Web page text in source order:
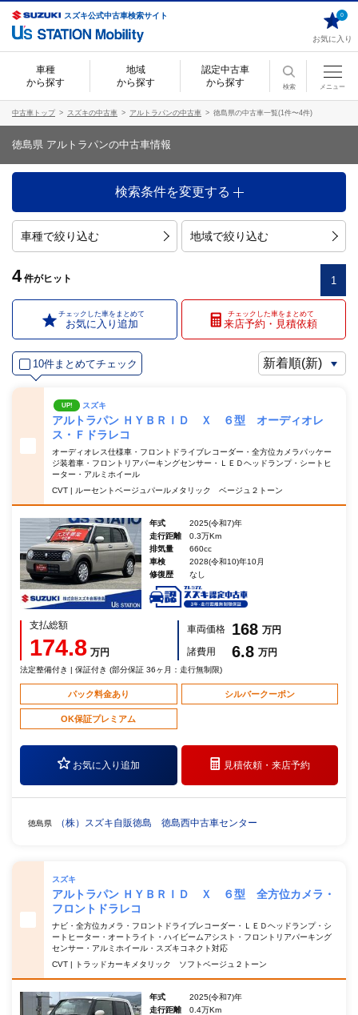
スズキ公式中古車検索サイト
お気に入り
0
車種
から探す
地域
から探す
認定中古車
から探す
検索 メニュー
中古車トップ スズキの中古車 アルトラパンの中古車 徳島県の中古車一覧(1件〜4件)
徳島県 アルトラパンの中古車情報
検索条件を変更する
車種で絞り込む 地域で絞り込む
4 件がヒット 1
チェックした車をまとめて
お気に入り追加
チェックした車をまとめて
来店予約・見積依頼
10件まとめてチェック
UP! スズキ
アルトラパン ＨＹＢＲＩＤ Ｘ ６型 オーディオレ
ス・Ｆドラレコ
オーディオレス仕様車・フロントドライブレコーダー・全方位カメラパッケー
ジ装着車・フロントリアパーキングセンサー・ＬＥＤヘッドランプ・シートヒ
ーター・アルミホイール
CVT | ルーセントベージュパールメタリック ベージュ２トーン
年式
2025(令和7)年
走行距離
0.3万Km
排気量
660cc
車検
2028(令和10)年10月
修復歴
なし
支払総額
174.8 万円
車両価格 168 万円
諸費用
6.8 万円
法定整備付き | 保証付き (部分保証 36ヶ月：走行無制限)
パック料金あり シルバークーポン
OK保証プレミアム
お気に入り追加 見積依頼・来店予約
徳島県 （株）スズキ自販徳島 徳島西中古車センター
スズキ
アルトラパン ＨＹＢＲＩＤ Ｘ ６型 全方位カメラ・
フロントドラレコ
ナビ・全方位カメラ・フロントドライブレコーダー・ＬＥＤヘッドランプ・シ
ートヒーター・オートライト・ハイビームアシスト・フロントリアパーキング
センサー・アルミホイール・スズキコネクト対応
CVT | トラッドカーキメタリック ソフトベージュ２トーン
年式
2025(令和7)年
走行距離
0.4万Km